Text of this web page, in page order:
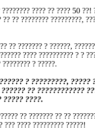
???? ?? ???? 50
?? ???????? ?????????,
?? ??????? ? ??????,
???? ?????????? ? ?
? ?????.
? ?????????,
?? ????????????
????? ????.
?? ??????? ?? ??
??? ???? ????????? ?????!